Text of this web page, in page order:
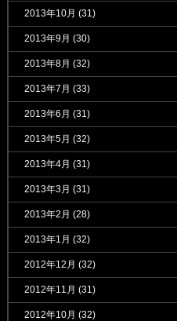
2013年10月 (31)
2013年9月 (30)
2013年8月 (32)
2013年7月 (33)
2013年6月 (31)
2013年5月 (32)
2013年4月 (31)
2013年3月 (31)
2013年2月 (28)
2013年1月 (32)
2012年12月 (32)
2012年11月 (31)
2012年10月 (32)